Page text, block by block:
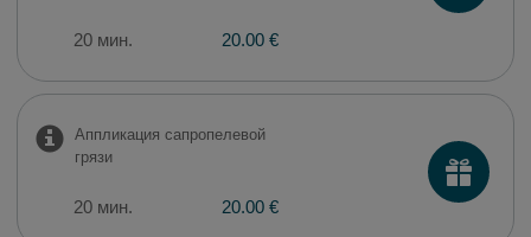
20 мин. 20.00 €
Аппликация сапропелевой
грязи
20 мин. 20.00 €